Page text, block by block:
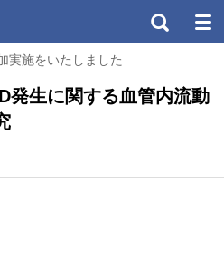
実施をいたしました
発生に関する血管内流動